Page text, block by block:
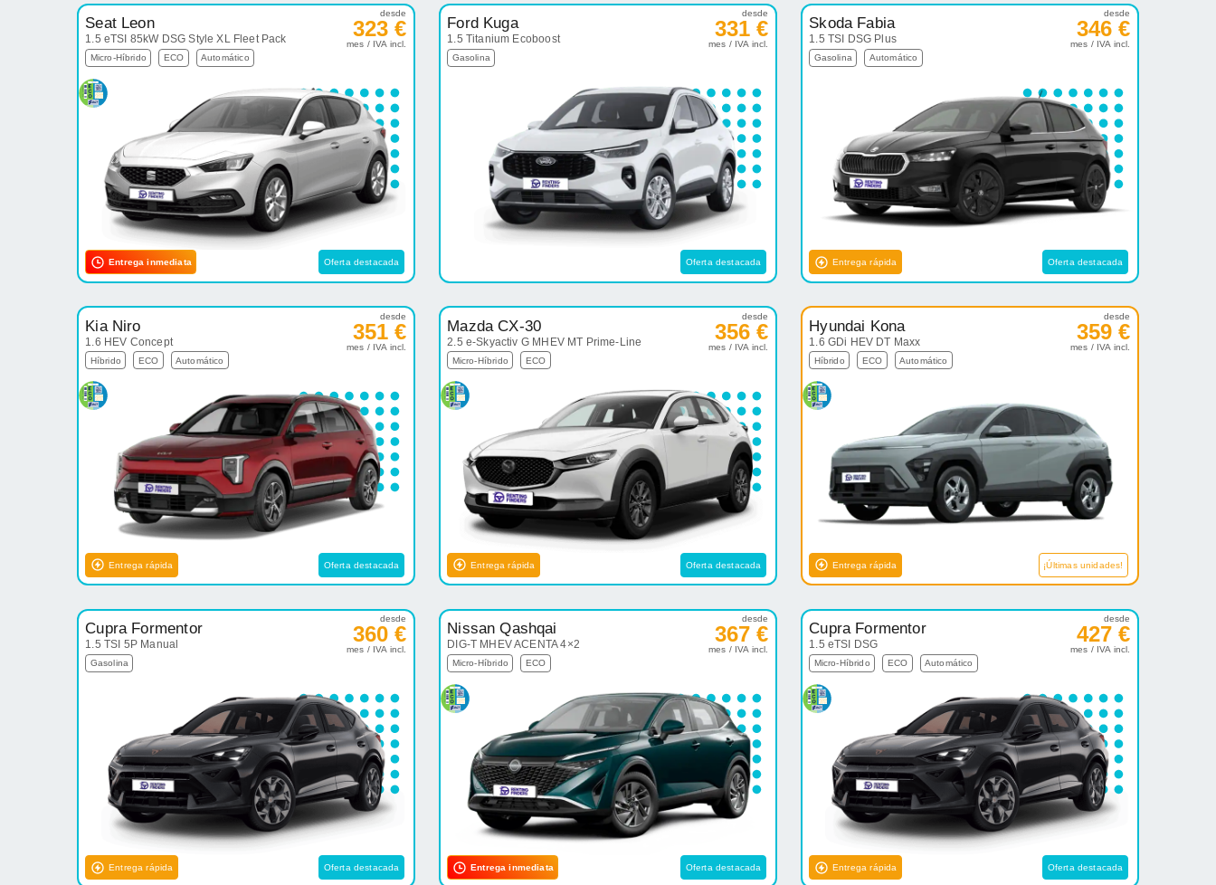
Seat Leon
1.5 eTSI 85kW DSG Style XL Fleet Pack
Micro-Híbrido ECO Automático
desde
323 €
mes / IVA incl.
Entrega inmediata Oferta destacada
Ford Kuga
1.5 Titanium Ecoboost
Gasolina
desde
331 €
mes / IVA incl.
Oferta destacada
Skoda Fabia
1.5 TSI DSG Plus
Gasolina Automático
desde
346 €
mes / IVA incl.
Entrega rápida Oferta destacada
Kia Niro
1.6 HEV Concept
Híbrido ECO Automático
desde
351 €
mes / IVA incl.
Entrega rápida Oferta destacada
Mazda CX-30
2.5 e-Skyactiv G MHEV MT Prime-Line
Micro-Híbrido ECO
desde
356 €
mes / IVA incl.
Entrega rápida Oferta destacada
Hyundai Kona
1.6 GDi HEV DT Maxx
Híbrido ECO Automático
desde
359 €
mes / IVA incl.
Entrega rápida ¡Últimas unidades!
Cupra Formentor
1.5 TSI 5P Manual
Gasolina
desde
360 €
mes / IVA incl.
Entrega rápida Oferta destacada
Nissan Qashqai
DIG-T MHEV ACENTA 4×2
Micro-Híbrido ECO
desde
367 €
mes / IVA incl.
Entrega inmediata Oferta destacada
Cupra Formentor
1.5 eTSI DSG
Micro-Híbrido ECO Automático
desde
427 €
mes / IVA incl.
Entrega rápida Oferta destacada